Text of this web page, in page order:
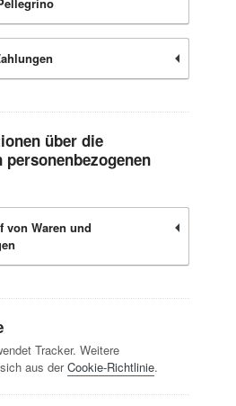
über die
von Waren und
Tracker. Weitere
aus derCookie-Richtlinie.